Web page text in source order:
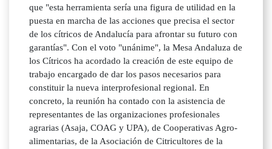
que "esta herramienta sería una figura de utilidad en la
puesta en marcha de las acciones que precisa el sector
de los cítricos de Andalucía para afrontar su futuro con
garantías". Con el voto "unánime", la Mesa Andaluza de
los Cítricos ha acordado la creación de este equipo de
trabajo encargado de dar los pasos necesarios para
constituir la nueva interprofesional regional. En
concreto, la reunión ha contado con la asistencia de
representantes de las organizaciones profesionales
agrarias (Asaja, COAG y UPA), de Cooperativas Agro-
alimentarias, de la Asociación de Citricultores de la